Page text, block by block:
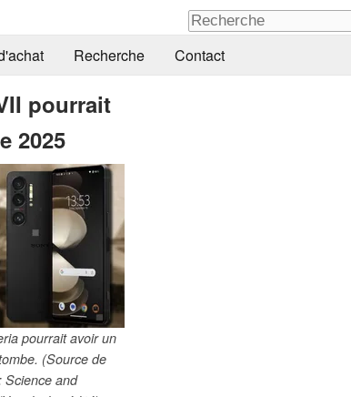
Recherche Contact
pourrait
2025
pourrait avoir un
(Source de
Science and